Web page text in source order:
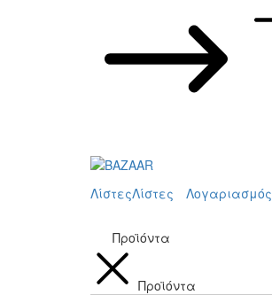
ΛίστεςΛίστες Λογαριασμός
Προϊόντα
Προϊόντα